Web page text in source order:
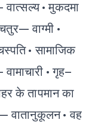
वात्सल्य • मुकदमा
वाग्मी •
• सामाजिक
• गृह–
के तापमान का
वातानुकूलन • वह